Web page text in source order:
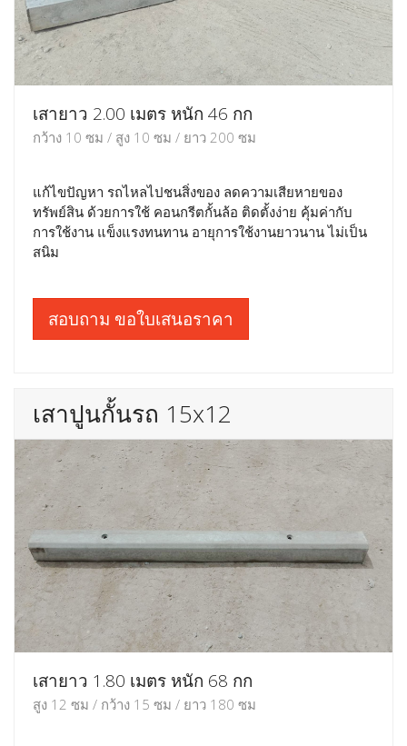
เสายาว 2.00 เมตร หนัก 46 กก
กว้าง 10 ซม / สูง 10 ซม / ยาว 200 ซม
แก้ไขปัญหา รถไหลไปชนสิ่งของ ลดความเสียหายของ
ทรัพย์สิน ด้วยการใช้ คอนกรีตกั้นล้อ ติดตั้งง่าย คุ้มค่ากับ
การใช้งาน แข็งแรงทนทาน อายุการใช้งานยาวนาน ไม่เป็น
สนิม
สอบถาม ขอใบเสนอราคา
เสาปูนกั้นรถ 15x12
เสายาว 1.80 เมตร หนัก 68 กก
สูง 12 ซม / กว้าง 15 ซม / ยาว 180 ซม